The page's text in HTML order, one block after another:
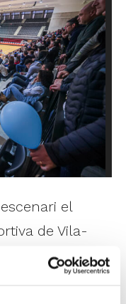
el
de Vila-
la FBCV